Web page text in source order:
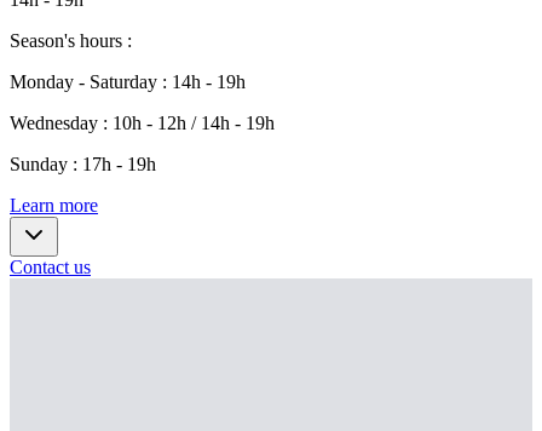
Season's hours :
Monday - Saturday : 14h - 19h
Wednesday : 10h - 12h / 14h - 19h
Sunday : 17h - 19h
Learn more
Contact us